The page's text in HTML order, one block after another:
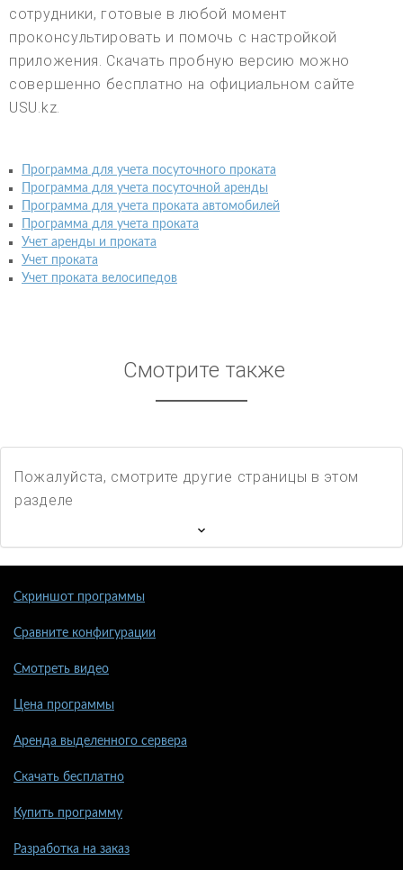
сотрудники, готовые в любой момент
проконсультировать и помочь с настройкой
приложения. Скачать пробную версию можно
совершенно бесплатно на официальном сайте
USU.kz.
Программа для учета посуточного проката
Программа для учета посуточной аренды
Программа для учета проката автомобилей
Программа для учета проката
Учет аренды и проката
Учет проката
Учет проката велосипедов
Смотрите также
Пожалуйста, смотрите другие страницы в этом
разделе
Скриншот программы
Сравните конфигурации
Смотреть видео
Цена программы
Аренда выделенного сервера
Скачать бесплатно
Купить программу
Разработка на заказ